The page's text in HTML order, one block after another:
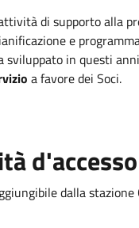
di supporto alla
e
sviluppato in questi
a favore dei Soci.
d'accesso
dalla